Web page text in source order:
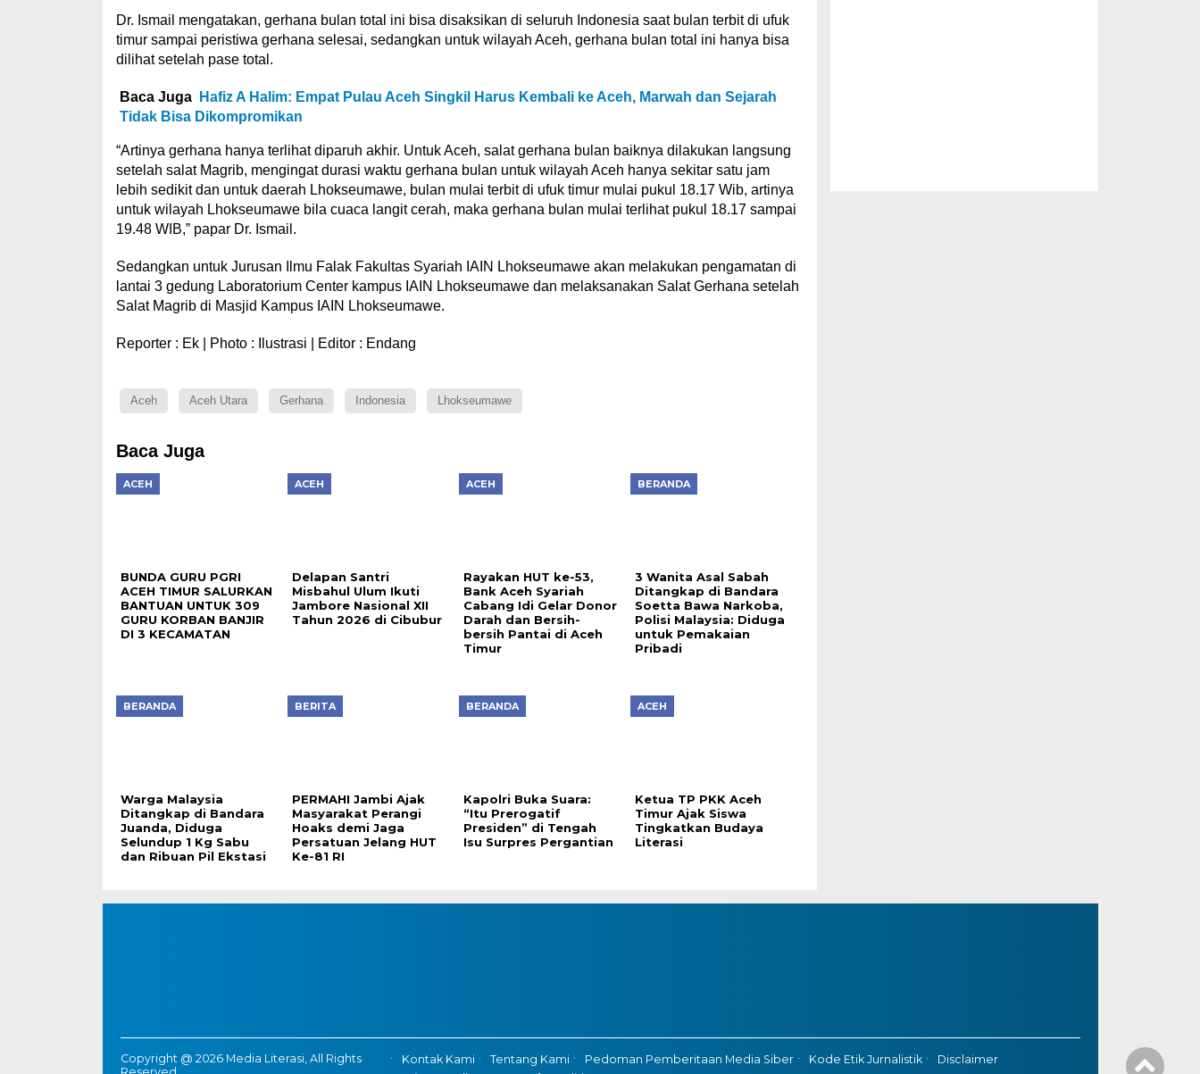
Dr. Ismail mengatakan, gerhana bulan total ini bisa disaksikan di seluruh Indonesia saat bulan terbit di ufuk
timur sampai peristiwa gerhana selesai, sedangkan untuk wilayah Aceh, gerhana bulan total ini hanya bisa
dilihat setelah pase total.
Baca Juga
Hafiz A Halim: Empat Pulau Aceh Singkil Harus Kembali ke Aceh, Marwah dan Sejarah
Tidak Bisa Dikompromikan
“Artinya gerhana hanya terlihat diparuh akhir. Untuk Aceh, salat gerhana bulan baiknya dilakukan langsung
setelah salat Magrib, mengingat durasi waktu gerhana bulan untuk wilayah Aceh hanya sekitar satu jam
lebih sedikit dan untuk daerah Lhokseumawe, bulan mulai terbit di ufuk timur mulai pukul 18.17 Wib, artinya
untuk wilayah Lhokseumawe bila cuaca langit cerah, maka gerhana bulan mulai terlihat pukul 18.17 sampai
19.48 WIB,” papar Dr. Ismail.
Sedangkan untuk Jurusan Ilmu Falak Fakultas Syariah IAIN Lhokseumawe akan melakukan pengamatan di
lantai 3 gedung Laboratorium Center kampus IAIN Lhokseumawe dan melaksanakan Salat Gerhana setelah
Salat Magrib di Masjid Kampus IAIN Lhokseumawe.
Reporter : Ek | Photo : Ilustrasi | Editor : Endang
Aceh Aceh Utara Gerhana Indonesia Lhokseumawe
Baca Juga
ACEH
BUNDA GURU PGRI
ACEH TIMUR SALURKAN
BANTUAN UNTUK 309
GURU KORBAN BANJIR
DI 3 KECAMATAN
ACEH
Delapan Santri
Misbahul Ulum Ikuti
Jambore Nasional XII
Tahun 2026 di Cibubur
ACEH
Rayakan HUT ke-53,
Bank Aceh Syariah
Cabang Idi Gelar Donor
Darah dan Bersih-
bersih Pantai di Aceh
Timur
BERANDA
3 Wanita Asal Sabah
Ditangkap di Bandara
Soetta Bawa Narkoba,
Polisi Malaysia: Diduga
untuk Pemakaian
Pribadi
BERANDA
Warga Malaysia
Ditangkap di Bandara
Juanda, Diduga
Selundup 1 Kg Sabu
dan Ribuan Pil Ekstasi
BERITA
PERMAHI Jambi Ajak
Masyarakat Perangi
Hoaks demi Jaga
Persatuan Jelang HUT
Ke-81 RI
BERANDA
Kapolri Buka Suara:
“Itu Prerogatif
Presiden” di Tengah
Isu Surpres Pergantian
ACEH
Ketua TP PKK Aceh
Timur Ajak Siswa
Tingkatkan Budaya
Literasi
Copyright @ 2026 Media Literasi, All Rights
Kontak Kami Tentang Kami Pedoman Pemberitaan Media Siber Kode Etik Jurnalistik
Disclaimer